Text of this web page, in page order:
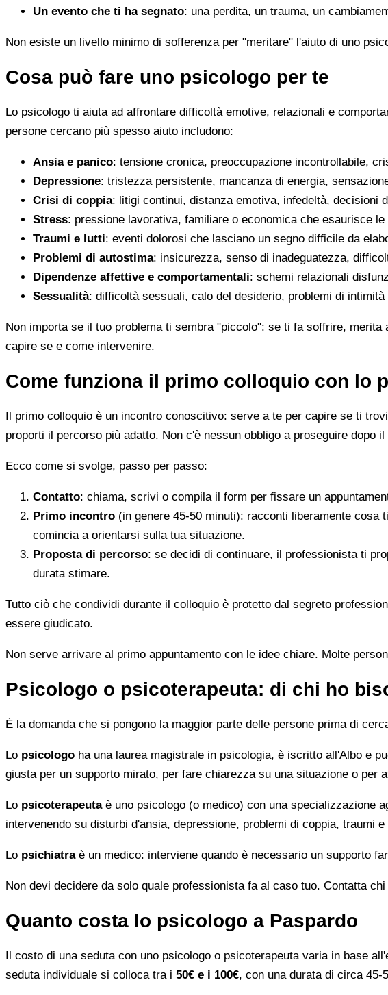
Un evento che ti ha segnato: una perdita, un trauma, un
Non esiste un livello minimo di sofferenza per "meritare" l'aiuto di uno
Cosa può fare uno psicologo per te
Lo psicologo ti aiuta ad affrontare difficoltà emotive, relazionali e
persone cercano più spesso aiuto includono:
Ansia e panico: tensione cronica, preoccupazione incontrollabile,
Depressione: tristezza persistente, mancanza di energia,
Crisi di coppia: litigi continui, distanza emotiva, infedeltà, decisioni
Stress: pressione lavorativa, familiare o economica che esaurisce
Traumi e lutti: eventi dolorosi che lasciano un segno difficile da
Problemi di autostima: insicurezza, senso di inadeguatezza,
Dipendenze affettive e comportamentali: schemi relazionali
Sessualità: difficoltà sessuali, calo del desiderio, problemi di intimità
Non importa se il tuo problema ti sembra "piccolo": se ti fa soffrire,
capire se e come intervenire.
Come funziona il primo colloquio con lo
Il primo colloquio è un incontro conoscitivo: serve a te per capire se ti
proporti il percorso più adatto. Non c'è nessun obbligo a proseguire dopo
Ecco come si svolge, passo per passo:
Contatto: chiama, scrivi o compila il form per fissare un
Primo incontro (in genere 45-50 minuti): racconti liberamente cosa
comincia a orientarsi sulla tua situazione.
Proposta di percorso: se decidi di continuare, il professionista ti
durata stimare.
Tutto ciò che condividi durante il colloquio è protetto dal segreto
essere giudicato.
Non serve arrivare al primo appuntamento con le idee chiare. Molte
Psicologo o psicoterapeuta: di chi ho
È la domanda che si pongono la maggior parte delle persone prima di
Lo psicologo ha una laurea magistrale in psicologia, è iscritto all'Albo e
giusta per un supporto mirato, per fare chiarezza su una situazione o per
Lo psicoterapeutaè uno psicologo (o medico) con una specializzazione
intervenendo su disturbi d'ansia, depressione, problemi di coppia, traumi
Lo psichiatraè un medico: interviene quando è necessario un supporto
Non devi decidere da solo quale professionista fa al caso tuo. Contatta
Quanto costa lo psicologo a Paspardo
Il costo di una seduta con uno psicologo o psicoterapeuta varia in base
seduta individuale si colloca tra i 50€ e i 100€, con una durata di circa 45-